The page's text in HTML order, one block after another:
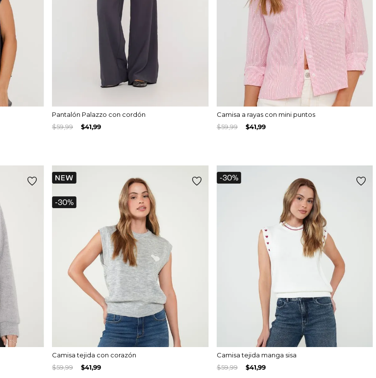
Pantalón Palazzo con cordón
$59,99 $41,99
Camisa a rayas con mini puntos
$59,99 $41,99
Camisa tejida con corazón
$59,99 $41,99
Camisa tejida manga sisa
$59,99 $41,99